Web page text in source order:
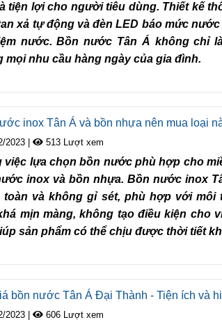
tiện lợi cho người tiêu dùng. Thiết kế
xả tự động và đèn LED báo mức
nước. Bồn nước Tân Á không chỉ
nhu cầu hàng ngày của gia đình.
inox Tân Á và bồn nhựa nên mua loại
2023 513 Lượt xem
việc lựa chọn bồn nước phù hợp cho
inox và bồn nhựa. Bồn nước inox
toàn và không gỉ sét, phù hợp với
mịn màng, không tạo điều kiện cho
sản phẩm có thể chịu được thời tiết
bồn nước Tân Á Đại Thành - Tiện ích và
2023 606 Lượt xem